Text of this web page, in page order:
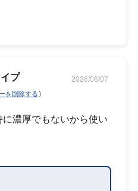
プ 2026/06/07
を削除する ）
濃厚でもないから使い